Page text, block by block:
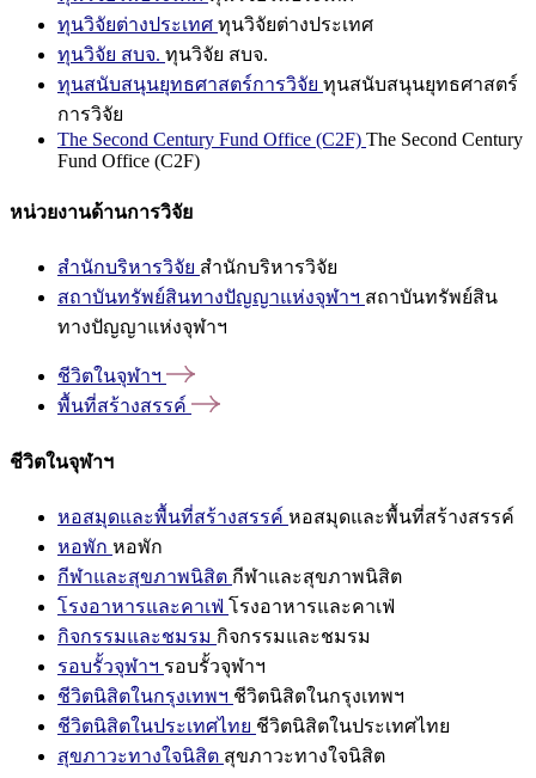
ทุนวิจัยต่างประเทศ ทุนวิจัยต่างประเทศ
ทุนวิจัย สบจ. ทุนวิจัย สบจ.
ทุนสนับสนุนยุทธศาสตร์การวิจัย ทุนสนับสนุนยุทธศาสตร์
การวิจัย
The Second Century Fund Office (C2F) The Second Century
Fund Office (C2F)
หน่วยงานด้านการวิจัย
สำนักบริหารวิจัย สำนักบริหารวิจัย
สถาบันทรัพย์สินทางปัญญาแห่งจุฬาฯ สถาบันทรัพย์สิน
ทางปัญญาแห่งจุฬาฯ
ชีวิตในจุฬาฯ
พื้นที่สร้างสรรค์
ชีวิตในจุฬาฯ
หอสมุดและพื้นที่สร้างสรรค์ หอสมุดและพื้นที่สร้างสรรค์
หอพัก หอพัก
กีฬาและสุขภาพนิสิต กีฬาและสุขภาพนิสิต
โรงอาหารและคาเฟ่ โรงอาหารและคาเฟ่
กิจกรรมและชมรม กิจกรรมและชมรม
รอบรั้วจุฬาฯ รอบรั้วจุฬาฯ
ชีวิตนิสิตในกรุงเทพฯ ชีวิตนิสิตในกรุงเทพฯ
ชีวิตนิสิตในประเทศไทย ชีวิตนิสิตในประเทศไทย
สุขภาวะทางใจนิสิต สุขภาวะทางใจนิสิต